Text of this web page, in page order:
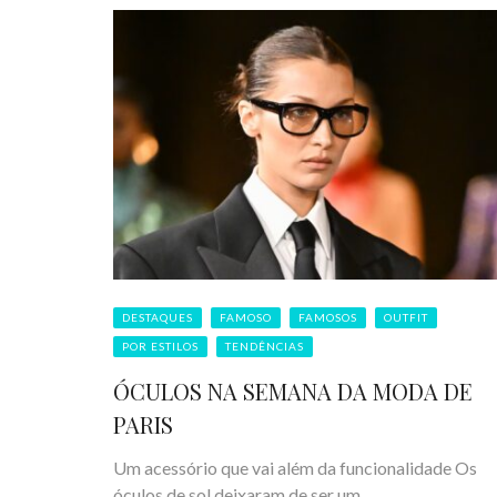
DESTAQUES FAMOSO FAMOSOS OUTFIT
POR ESTILOS TENDÊNCIAS
ÓCULOS NA SEMANA DA MODA DE
PARIS
Um acessório que vai além da funcionalidade Os